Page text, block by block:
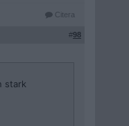
Citera
#98
stark